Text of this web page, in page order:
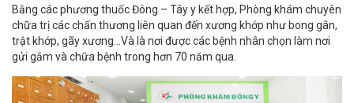
Bằng các phương thuốc Đông – Tây y kết hợp, Phòng khám chuyên
chữa trị các chấn thương liên quan đến xương khớp như bong gân,
trật khớp, gãy xương...Và là nơi được các bệnh nhân chọn làm nơi
gửi gắm và chữa bệnh trong hơn 70 năm qua.